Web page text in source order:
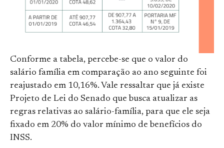
Conforme a tabela, percebe-se que o valor do
salário família em comparação ao ano seguinte foi
reajustado em 10,16%. Vale ressaltar que já existe
Projeto de Lei do Senado que busca atualizar as
regras relativas ao salário-família, para que ele seja
fixado em 20% do valor mínimo de benefícios do
INSS.